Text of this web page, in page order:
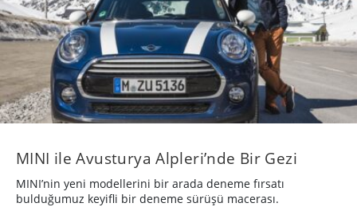
MINI ile Avusturya Alpleri’nde Bir Gezi
MINI’nin yeni modellerini bir arada deneme fırsatı
bulduğumuz keyifli bir deneme sürüşü macerası.